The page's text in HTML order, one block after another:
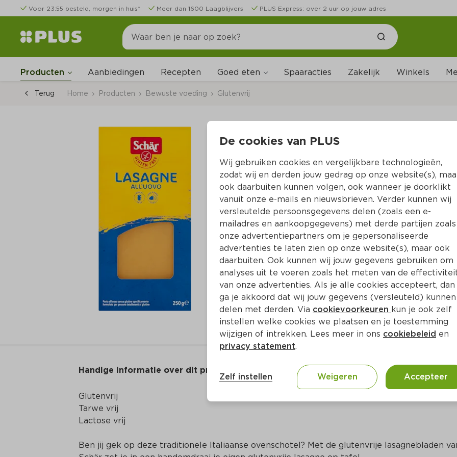
Voor 23:55 besteld, morgen in huis* Meer dan 1600 Laagblijvers PLUS Express: over 2 uur op jouw adres
Producten Aanbiedingen Recepten Goed eten Spaaracties Zakelijk Winkels
Terug Home Producten Bewuste voeding Glutenvrij
Schär PASTA
Per Pak 250 g
Product niet beschikbaar bij jouw PLUS.
Handige informatie over dit product
Glutenvrij
Tarwe vrij
Lactose vrij
Ben jij gek op deze traditionele Italiaanse ovenschotel? Met de glutenvrije lasagnebladen
De cookies van PLUS
Wij gebruiken cookies en vergelijkbare technologieën,
zodat wij en derden jouw gedrag op onze website(s),
ook daarbuiten kunnen volgen, ook wanneer je doorklikt
vanuit onze e-mails en nieuwsbrieven. Verder kunnen wij
versleutelde persoonsgegevens delen (zoals een e-
mailadres en aankoopgegevens) met derde partijen zoals
onze advertentiepartners om je gepersonaliseerde
advertenties te laten zien op onze website(s), maar ook
daarbuiten. Ook kunnen wij jouw gegevens gebruiken om
analyses uit te voeren zoals het meten van de
van onze advertenties. Als je alle cookies accepteert, dan
ga je akkoord dat wij jouw gegevens (versleuteld) kunnen
delen met derden. Via cookievoorkeuren kun je ook zelf
instellen welke cookies we plaatsen en je toestemming
wijzigen of intrekken. Lees meer in ons cookiebeleid en
privacy statement.
Zelf instellen Weigeren Accepteer